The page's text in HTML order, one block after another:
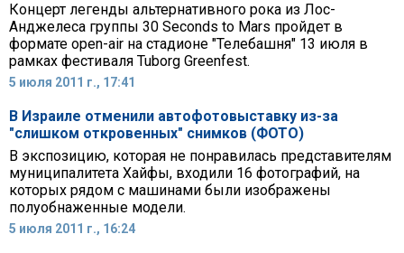
Концерт легенды альтернативного рока из Лос-
Анджелеса группы 30 Seconds to Mars пройдет в
формате open-air на стадионе "Телебашня" 13 июля в
рамках фестиваля Tuborg Greenfest.
5 июля 2011 г., 17:41
В Израиле отменили автофотовыставку из-за
"слишком откровенных" снимков (ФОТО)
В экспозицию, которая не понравилась представителям
муниципалитета Хайфы, входили 16 фотографий, на
которых рядом с машинами были изображены
полуобнаженные модели.
5 июля 2011 г., 16:24